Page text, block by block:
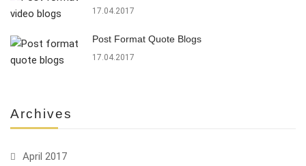
17.04.2017
Post Format Quote Blogs
17.04.2017
Archives
April 2017